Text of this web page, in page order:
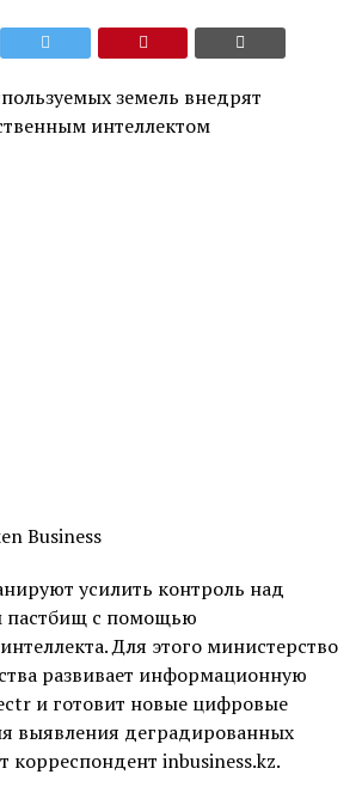
земель внедрят
интеллектом
Business
усилить контроль над
пастбищ с помощью
Для этого министерство
развивает информационную
и готовит новые цифровые
выявления деградированных
корреспондент inbusiness.kz.